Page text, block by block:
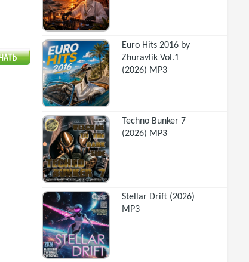
Euro Hits 2016 by
Zhuravlik Vol.1
(2026) MP3
Techno Bunker 7
(2026) MP3
Stellar Drift (2026)
MP3